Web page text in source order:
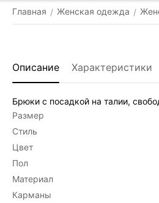
Главная / Женская одежда /
Описание Характеристики
Брюки с посадкой на талии,
Размер
Стиль
Цвет
Пол
Материал
Карманы